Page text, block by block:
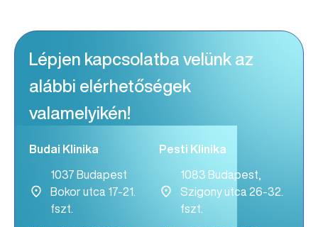
Lépjen kapcsolatba velünk az
alábbi elérhetőségek
valamelyikén!
Budai Klinika
1037 Budapest
Bokor utca 17-21.
fszt.
Pesti Klinika
1083 Budapest,
Szigony utca 26-32.
fszt.